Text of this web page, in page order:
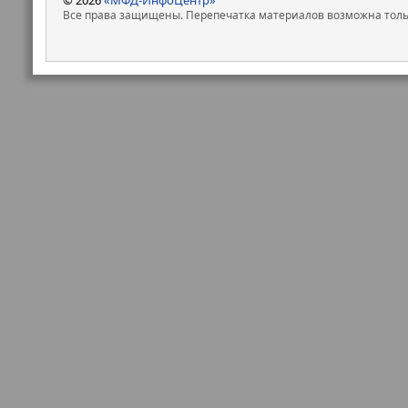
Все права защищены. Перепечатка материалов возможна